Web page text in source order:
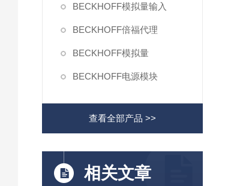
BECKHOFF模拟量输入
BECKHOFF倍福代理
BECKHOFF模拟量
BECKHOFF电源模块
查看全部产品 >>
相关文章